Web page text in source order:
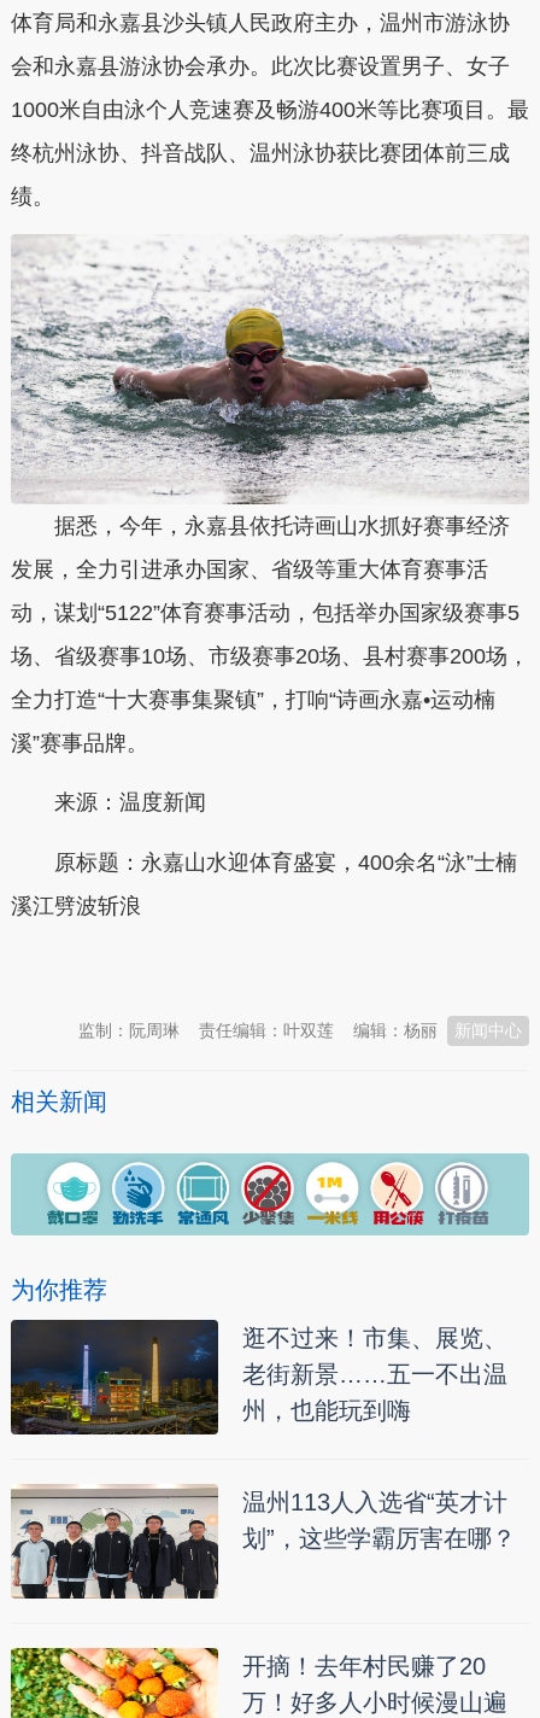
体育局和永嘉县沙头镇人民政府主办，温州市游泳协
会和永嘉县游泳协会承办。此次比赛设置男子、女子
1000米自由泳个人竞速赛及畅游400米等比赛项目。最
终杭州泳协、抖音战队、温州泳协获比赛团体前三成
绩。
据悉，今年，永嘉县依托诗画山水抓好赛事经济
发展，全力引进承办国家、省级等重大体育赛事活
动，谋划“5122”体育赛事活动，包括举办国家级赛事5
场、省级赛事10场、市级赛事20场、县村赛事200场，
全力打造“十大赛事集聚镇”，打响“诗画永嘉•运动楠
溪”赛事品牌。
来源：温度新闻
原标题：永嘉山水迎体育盛宴，400余名“泳”士楠
溪江劈波斩浪
新闻中心
编辑：杨丽
责任编辑：叶双莲
监制：阮周琳
相关新闻
为你推荐
逛不过来！市集、展览、
老街新景……五一不出温
州，也能玩到嗨
温州113人入选省“英才计
划”，这些学霸厉害在哪？
开摘！去年村民赚了20
万！好多人小时候漫山遍